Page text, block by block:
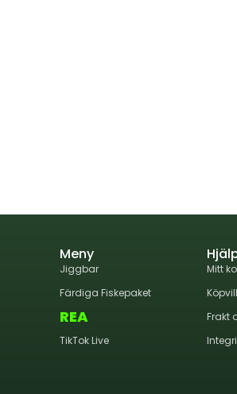
Meny
Jiggbar
Färdiga Fiskepaket
REA
TikTok Live
Mitt
Frakt